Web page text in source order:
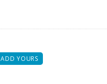
ADD YOURS